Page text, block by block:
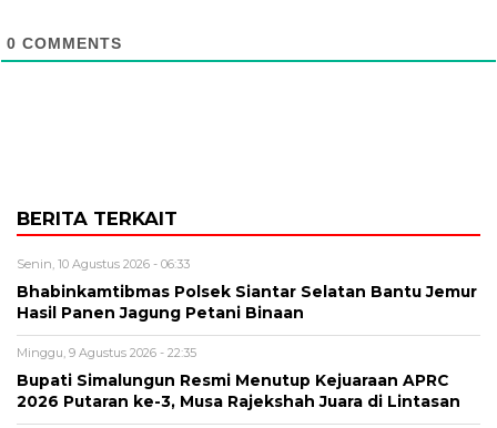
0 COMMENTS
BERITA TERKAIT
Senin, 10 Agustus 2026 - 06:33
Bhabinkamtibmas Polsek Siantar Selatan Bantu Jemur
Hasil Panen Jagung Petani Binaan
Minggu, 9 Agustus 2026 - 22:35
Bupati Simalungun Resmi Menutup Kejuaraan APRC
2026 Putaran ke-3, Musa Rajekshah Juara di Lintasan